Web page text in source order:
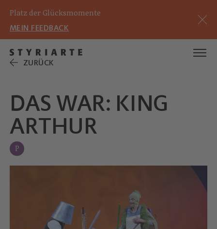
Platz der Glücksmomente
MEIN FEEDBACK
ZURÜCK
DAS WAR: KING
ARTHUR
P